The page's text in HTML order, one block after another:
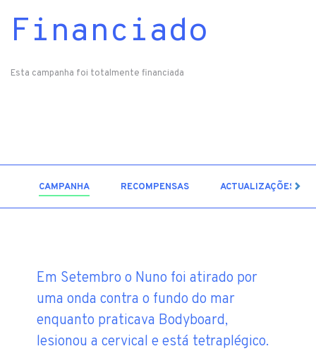
Financiado
Esta campanha foi totalmente financiada
CAMPANHA RECOMPENSAS ACTUALIZAÇÕES
Em Setembro o Nuno foi atirado por
uma onda contra o fundo do mar
enquanto praticava Bodyboard,
lesionou a cervical e está tetraplégico.